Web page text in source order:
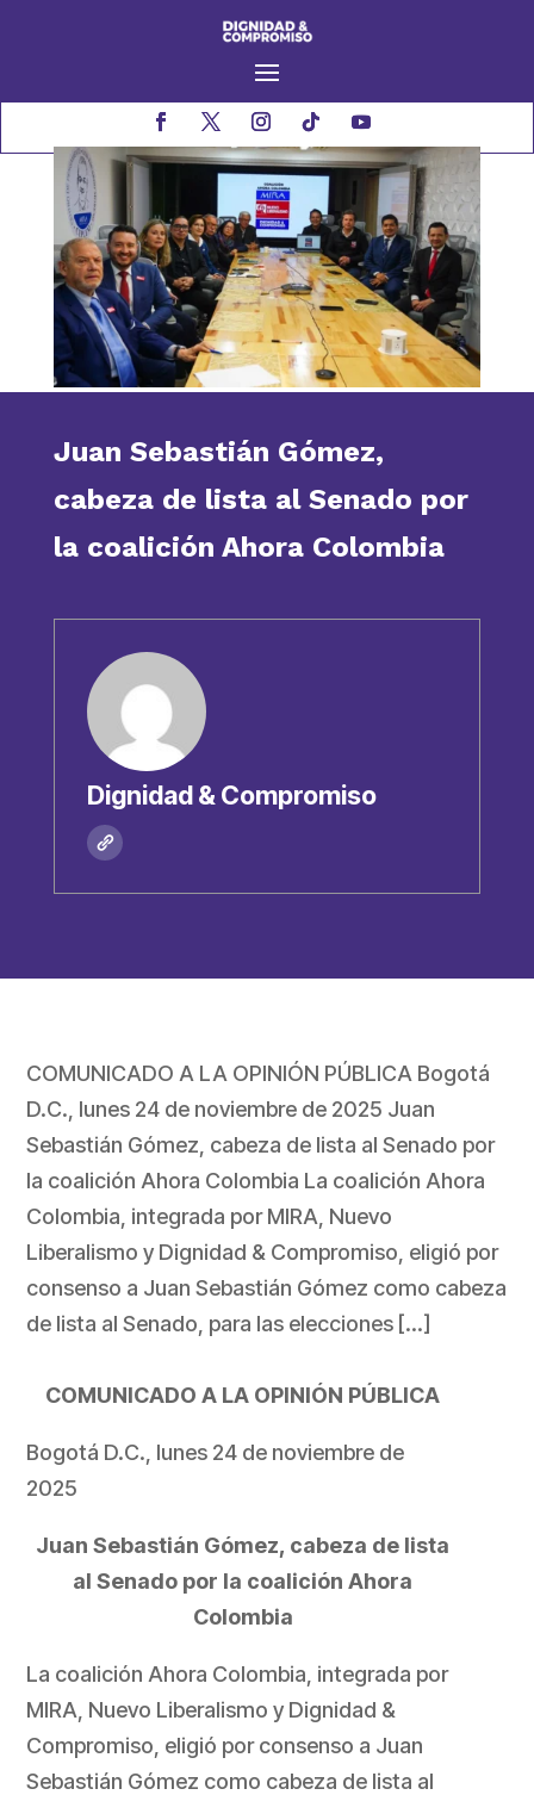
Juan Sebastián Gómez,
cabeza de lista al Senado por
la coalición Ahora Colombia
Dignidad & Compromiso
COMUNICADO A LA OPINIÓN PÚBLICA Bogotá
D.C., lunes 24 de noviembre de 2025 Juan
Sebastián Gómez, cabeza de lista al Senado por
la coalición Ahora Colombia La coalición Ahora
Colombia, integrada por MIRA, Nuevo
Liberalismo y Dignidad & Compromiso, eligió por
consenso a Juan Sebastián Gómez como cabeza
de lista al Senado, para las elecciones […]
COMUNICADO A LA OPINIÓN PÚBLICA
Bogotá D.C., lunes 24 de noviembre de
2025
Juan Sebastián Gómez, cabeza de lista
al Senado por la coalición Ahora
Colombia
La coalición Ahora Colombia, integrada por
MIRA, Nuevo Liberalismo y Dignidad &
Compromiso, eligió por consenso a Juan
Sebastián Gómez como cabeza de lista al